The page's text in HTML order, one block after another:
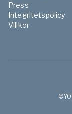
Press
Integritetspolicy
Villkor